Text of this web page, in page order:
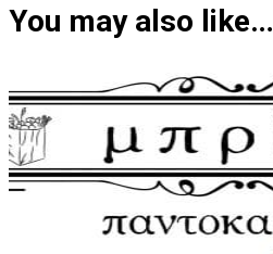
You may also like…